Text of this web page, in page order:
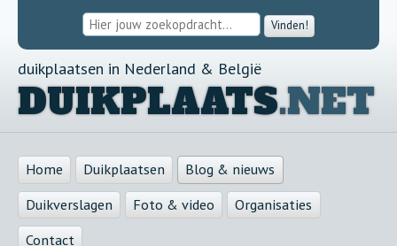
Vinden!
duikplaatsen in Nederland & België
DUIKPLAATS.NET
Home Duikplaatsen
Blog & nieuws
Duikverslagen
Foto & video
Organisaties
Contact